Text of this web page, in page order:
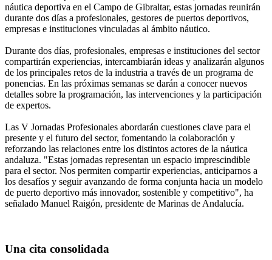
náutica deportiva en el Campo de Gibraltar, estas jornadas reunirán
durante dos días a profesionales, gestores de puertos deportivos,
empresas e instituciones vinculadas al ámbito náutico.
Durante dos días, profesionales, empresas e instituciones del sector
compartirán experiencias, intercambiarán ideas y analizarán algunos
de los principales retos de la industria a través de un programa de
ponencias. En las próximas semanas se darán a conocer nuevos
detalles sobre la programación, las intervenciones y la participación
de expertos.
Las V Jornadas Profesionales abordarán cuestiones clave para el
presente y el futuro del sector, fomentando la colaboración y
reforzando las relaciones entre los distintos actores de la náutica
andaluza. "Estas jornadas representan un espacio imprescindible
para el sector. Nos permiten compartir experiencias, anticiparnos a
los desafíos y seguir avanzando de forma conjunta hacia un modelo
de puerto deportivo más innovador, sostenible y competitivo", ha
señalado Manuel Raigón, presidente de Marinas de Andalucía.
Una cita consolidada